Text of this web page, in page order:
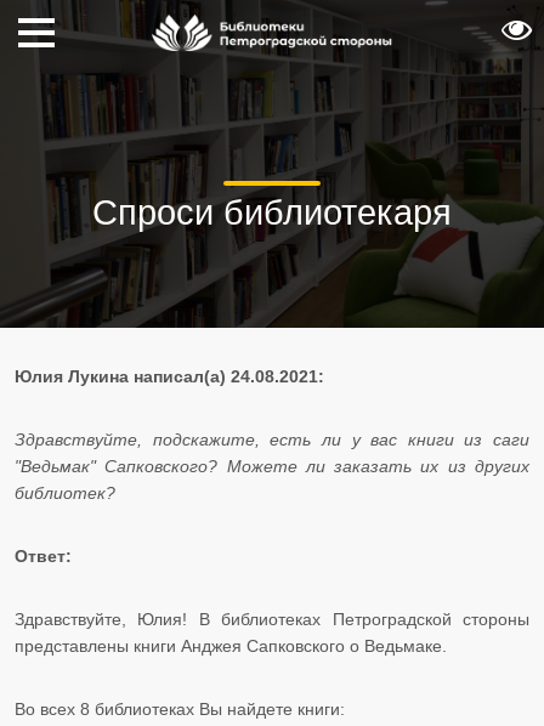
Спроси библиотекаря
Юлия Лукина написал(а) 24.08.2021:
Здравствуйте, подскажите, есть ли у вас книги из саги
"Ведьмак" Сапковского? Можете ли заказать их из других
библиотек?
Ответ:
Здравствуйте, Юлия! В библиотеках Петроградской стороны
представлены книги Анджея Сапковского о Ведьмаке.
Во всех 8 библиотеках Вы найдете книги: